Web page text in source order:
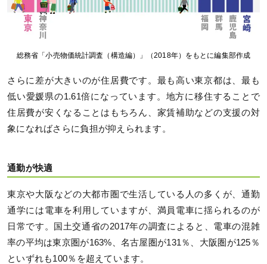
総務省「小売物価統計調査（構造編）」（2018年）をもとに編集部作成
さらに差が大きいのが住居費です。最も高い東京都は、最も
低い愛媛県の1.61倍になっています。地方に移住することで
住居費が安くなることはもちろん、家賃補助などの支援の対
象になればさらに負担が抑えられます。
通勤が快適
東京や大阪などの大都市圏で生活している人の多くが、通勤
通学には電車を利用していますが、満員電車に揺られるのが
日常です。国土交通省の2017年の調査によると、電車の混雑
率の平均は東京圏が163%、名古屋圏が131％、大阪圏が125％
といずれも100％を超えています。